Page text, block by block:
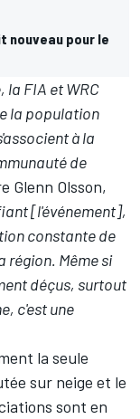
nouveau pour le
la FIA et WRC
la population
à la
de
Glenn Olsson,
[l'événement],
constante de
région. Même si
déçus, surtout
c'est une
la seule
sur neige et le
sont en